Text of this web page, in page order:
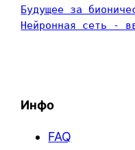
Будущее за
Нейронная сеть -
Инфо
FAQ